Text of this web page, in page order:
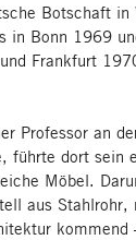
Botschaft in
in Bonn 1969
Frankfurt
Professor an
führte dort sein
Möbel.
aus